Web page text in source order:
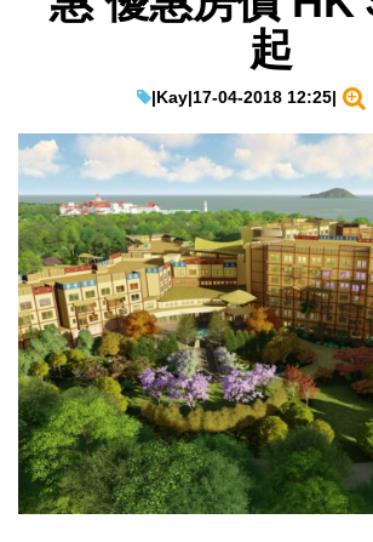
EduTech
生成式AI與雲端應用
Enterprise Digital Transformation
特集
起
|Kay|17-04-2018 12:25|